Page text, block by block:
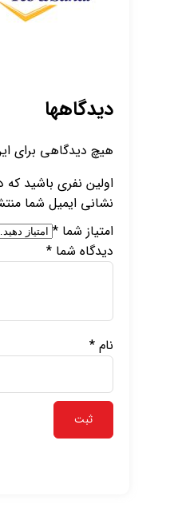
دیدگاهها
هیچ دیدگاهی برای
اولین نفری باشید
نشانی ایمیل شما
امتیاز شما *
دیدگاه شما *
نام *